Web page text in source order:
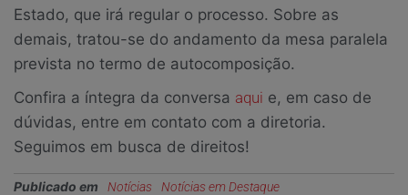
Estado, que irá regular o processo. Sobre as
demais, tratou-se do andamento da mesa paralela
prevista no termo de autocomposição.
Confira a íntegra da conversa aqui e, em caso de
dúvidas, entre em contato com a diretoria.
Seguimos em busca de direitos!
Publicado em Notícias Notícias em Destaque